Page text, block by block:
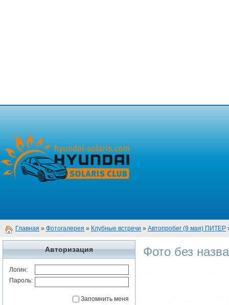
Главная » Фотогалерея » Клубные встречи » Автопробег (9 мая) ПИТЕР
Авторизация
Логин:
Пароль:
Запомнить меня
Фото без